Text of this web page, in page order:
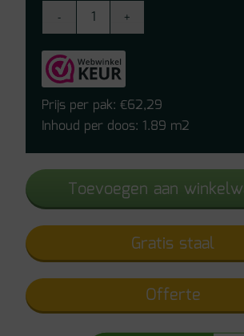
Walvisgraat
Click
PVC
-
Narwal
aantal
Prijs per pak:€62,29
Inhoud per doos: 1.89 m2
Toevoegen aan
Gratis staal
Offerte